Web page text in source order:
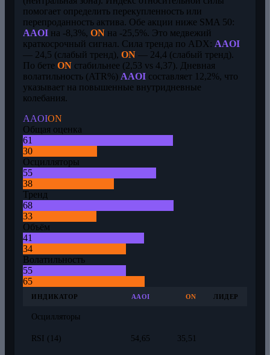
помогает определить перекупленность или
перепроданность актива. Обе акции ниже SMA 50:
AAOI на -8,3%, ON на -25,5%. Это медвежий
краткосрочный сигнал. Сила тренда по ADX: AAOI
— 24,5 (слабый тренд), ON — 24,4 (слабый тренд).
По бете ON стабильнее (2,53 vs 4,37). Дневная
волатильность (ATR%) AAOI составляет 12,2%, что
указывает на повышенные внутридневные
колебания.
AAOION
Общая оценка
61
30
Осцилляторы
55
38
Тренд
68
33
Объём
41
34
Волатильность
55
65
ИНДИКАТОР AAOI ON ЛИДЕР
Осцилляторы
RSI (14) 54,65 35,51